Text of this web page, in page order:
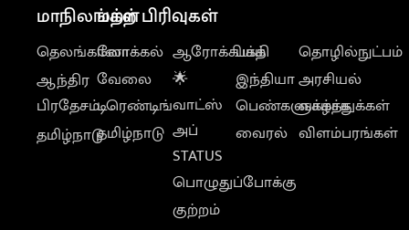
மாநிலங்கள்
தெலங்கானா
ஆந்திர
பிரதேசம்
தமிழ்நாடு
மற்ற பிரிவுகள்
லோக்கல்
வேலை
டிரெண்டிங்
தமிழ்நாடு
ஆரோக்கியம்
🌟
வாட்ஸ்
அப்
STATUS
பொழுதுப்போக்கு
குற்றம்
பக்தி
இந்தியா
பெண்களுக்காக
வைரல்
தொழில்நுட்பம்
அரசியல்
வாழ்த்துக்கள்
விளம்பரங்கள்